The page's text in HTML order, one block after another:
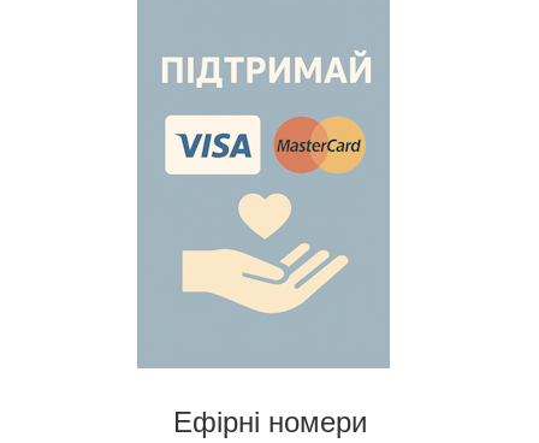
Ефірні номери